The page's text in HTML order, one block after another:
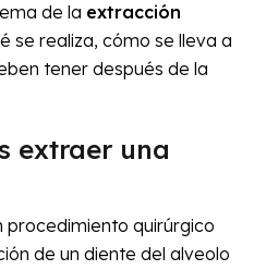
de la extracción
se realiza, cómo se lleva a
tener después de la
extraer una
procedimiento quirúrgico
de un diente del alveolo